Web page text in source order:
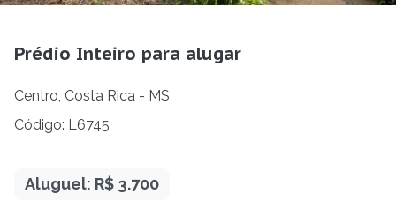
Prédio Inteiro para alugar
Centro, Costa Rica - MS
Código: L6745
Aluguel: R$ 3.700